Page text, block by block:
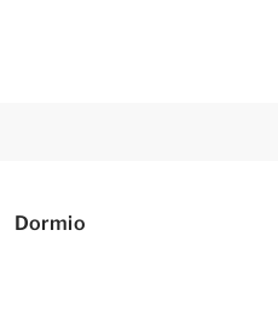
Dormio